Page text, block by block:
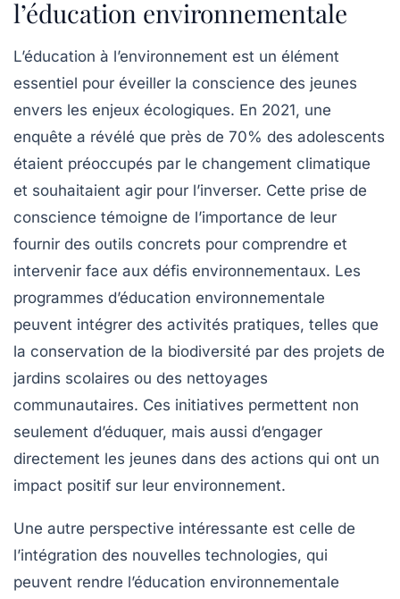
l’éducation environnementale
L’éducation à l’environnement est un élément
essentiel pour éveiller la conscience des jeunes
envers les enjeux écologiques. En 2021, une
enquête a révélé que près de 70% des adolescents
étaient préoccupés par le changement climatique
et souhaitaient agir pour l’inverser. Cette prise de
conscience témoigne de l’importance de leur
fournir des outils concrets pour comprendre et
intervenir face aux défis environnementaux. Les
programmes d’éducation environnementale
peuvent intégrer des activités pratiques, telles que
la conservation de la biodiversité par des projets de
jardins scolaires ou des nettoyages
communautaires. Ces initiatives permettent non
seulement d’éduquer, mais aussi d’engager
directement les jeunes dans des actions qui ont un
impact positif sur leur environnement.
Une autre perspective intéressante est celle de
l’intégration des nouvelles technologies, qui
peuvent rendre l’éducation environnementale